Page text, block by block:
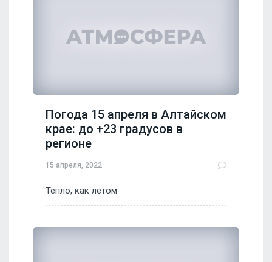
Погода 15 апреля в Алтайском
крае: до +23 градусов в
регионе
15 апреля, 2022
Тепло, как летом